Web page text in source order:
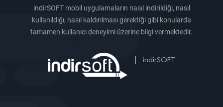
indirSOFT mobil uygulamaların nasıl indirildiği, nasıl
kullanıldığı, nasıl kaldırılması gerektiği gibi konularda
tamamen kullanıcı deneyimi üzerine bilgi vermektedir.
indirSOFT